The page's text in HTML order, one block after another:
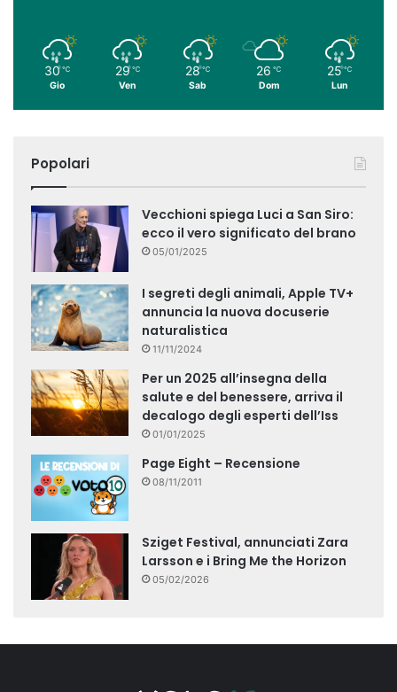
30 ℃
Gio
29 ℃
Ven
28 ℃
Sab
26 ℃
Dom
25 ℃
Lun
Popolari
Vecchioni spiega Luci a San Siro:
ecco il vero significato del brano
05/01/2025
I segreti degli animali, Apple TV+
annuncia la nuova docuserie
naturalistica
11/11/2024
Per un 2025 all’insegna della
salute e del benessere, arriva il
decalogo degli esperti dell’Iss
01/01/2025
Page Eight – Recensione
08/11/2011
Sziget Festival, annunciati Zara
Larsson e i Bring Me the Horizon
05/02/2026